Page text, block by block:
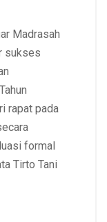
Madrasah
sukses
rapat pada
formal
Tirto Tani